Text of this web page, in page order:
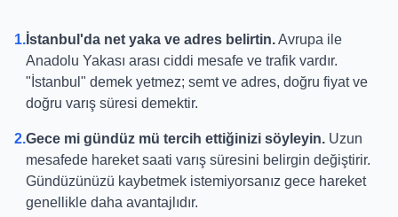
1. İstanbul'da net yaka ve adres belirtin.Avrupa ile
Anadolu Yakası arası ciddi mesafe ve trafik vardır.
"İstanbul" demek yetmez; semt ve adres, doğru fiyat ve
doğru varış süresi demektir.
2.Gece mi gündüz mü tercih ettiğinizi söyleyin. Uzun
mesafede hareket saati varış süresini belirgin değiştirir.
Gündüzünüzü kaybetmek istemiyorsanız gece hareket
genellikle daha avantajlıdır.